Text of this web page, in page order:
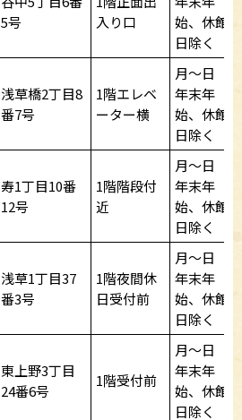
5号
入り口
始、休館
日除く
浅草橋2丁目8
番7号
1階エレベ
ーター横
月～日
年末年
始、休館
日除く
寿1丁目10番
12号
1階階段付
近
月～日
年末年
始、休館
日除く
浅草1丁目37
番3号
1階夜間休
日受付前
月～日
年末年
始、休館
日除く
東上野3丁目
24番6号
1階受付前
月～日
年末年
始、休館
日除く